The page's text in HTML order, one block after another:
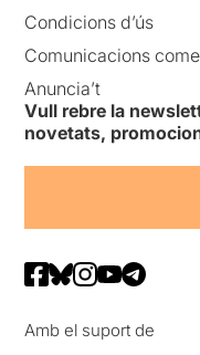
Condicions d’ús
Comunicacions
Anuncia’t
Vull rebre la
novetats,
Amb el suport de